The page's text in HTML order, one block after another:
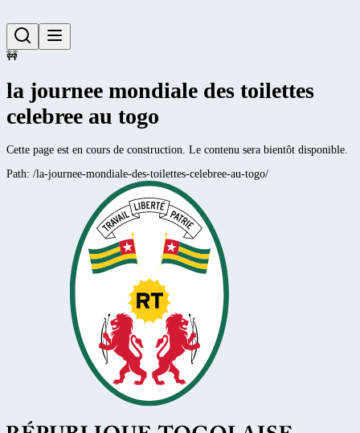
🚧
la journee mondiale des toilettes
celebree au togo
Cette page est en cours de construction. Le contenu sera bientôt disponible.
Path: /la-journee-mondiale-des-toilettes-celebree-au-togo/